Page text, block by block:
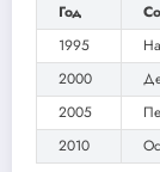
Год
1995
2000
2005
2010